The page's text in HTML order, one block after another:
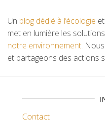
Un blog dédié à l’écologie
met en lumière les
notre environnement. Nous
et partageons des actions
Contact